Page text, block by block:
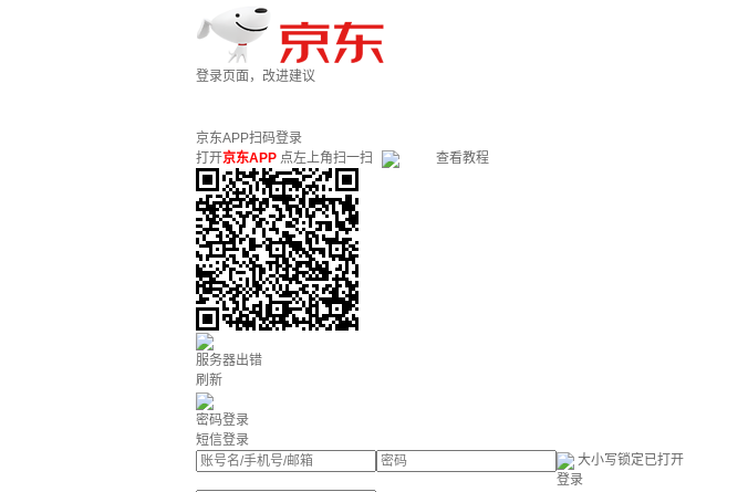
登录页面，改进建议
京东APP扫码登录
打开京东APP 点左上角扫一扫 查看教程
服务器出错
刷新
密码登录
短信登录
大小写锁定已打开
登录